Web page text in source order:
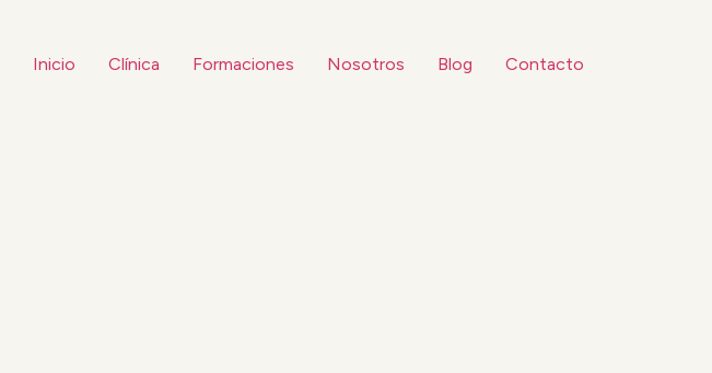
Inicio Clínica Formaciones Nosotros Blog Contacto